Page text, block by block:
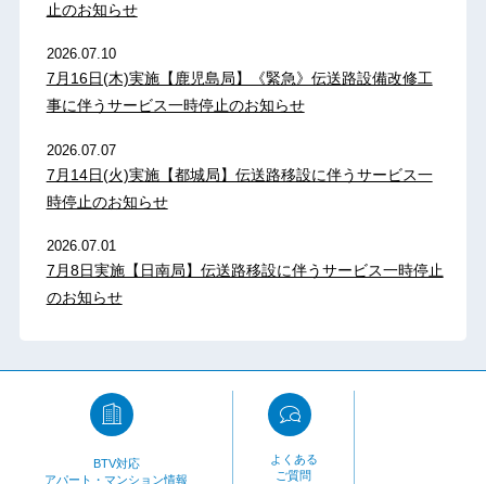
止のお知らせ
2026.07.10
7月16日(木)実施【鹿児島局】《緊急》伝送路設備改修工
事に伴うサービス一時停止のお知らせ
2026.07.07
7月14日(火)実施【都城局】伝送路移設に伴うサービス一
時停止のお知らせ
2026.07.01
7月8日実施【日南局】伝送路移設に伴うサービス一時停止
のお知らせ
BTV対応
アパート・マンション情報
よくある
ご質問